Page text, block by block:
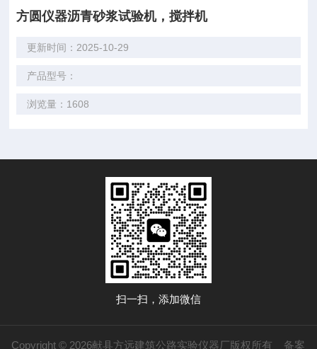
方圆仪器沥青砂浆试验机，搅拌机
更新时间：2025-10-29
产品型号：
浏览量：1608
扫一扫，添加微信
Copyright © 2026献县方远建筑公路实验仪器厂版权所有 备案